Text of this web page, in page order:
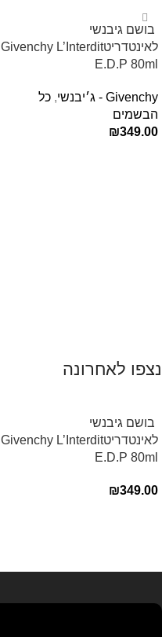
‏ בושם גיבנשי
לאינטדריטGivenchy L’Interdit
E.D.P 80ml ‏
Givenchy - ג׳יבנשי , כל
הבשמים
₪349.00
נצפו לאחרונה
‏ בושם גיבנשי
לאינטדריטGivenchy L’Interdit
E.D.P 80ml ‏
₪349.00